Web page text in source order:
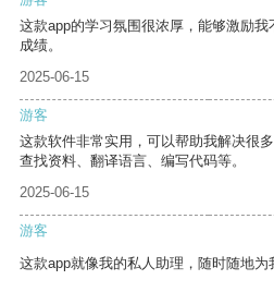
这款app的学习氛围很浓厚，能够激励
成绩。
2025-06-15
游客
这款软件非常实用，可以帮助我解决很
查找资料、翻译语言、编写代码等。
2025-06-15
游客
这款app就像我的私人助理，随时随地为